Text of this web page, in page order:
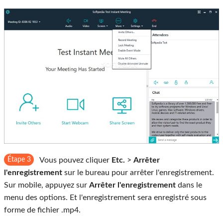
Étape 3 Vous pouvez cliquer Etc. > Arrêter
l'enregistrement sur le bureau pour arrêter l'enregistrement.
Sur mobile, appuyez sur Arrêter l'enregistrement dans le
menu des options. Et l'enregistrement sera enregistré sous
forme de fichier .mp4.